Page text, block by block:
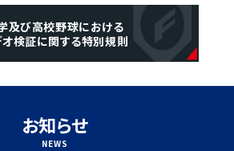
及び高校野球における
オ検証に関する特別規則
お知らせ
NEWS